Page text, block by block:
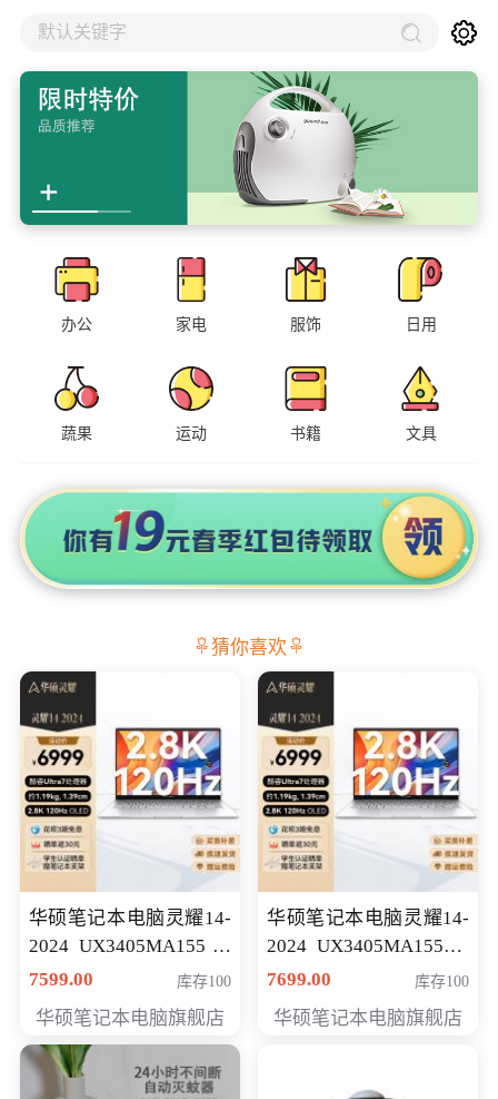
默认关键字
办公 家电 服饰 日用
蔬果 运动 书籍 文具
猜你喜欢
华硕笔记本电脑灵耀14-
2024 UX3405MA155冰
川银 oled 智慧轻薄本 会
7599.00 库存100
华硕笔记本电脑旗舰店
华硕笔记本电脑灵耀14-
2024 UX3405MA155夜
空蓝 oled 智慧轻薄本 会
7699.00 库存100
华硕笔记本电脑旗舰店